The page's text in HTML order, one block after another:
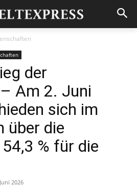
der
Am 2. Juni
sich im
über die
% für die
2026